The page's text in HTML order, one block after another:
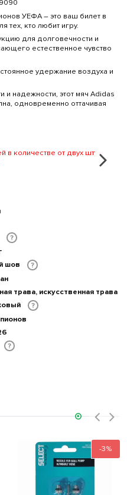
УЕФА – это ваш билет в
тех, кто любит игру.
для долговечности и
естественное чувство
удержание воздуха и
надежности, этот мяч Adidas
одновременно оттачивая
в количестве от двух штук
?
шов
?
трава, искусственная трава
?
?
-3%